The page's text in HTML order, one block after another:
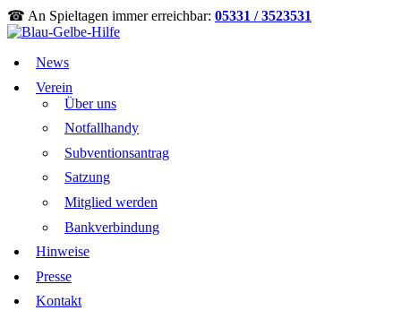
☎ An Spieltagen immer erreichbar: 05331 / 3523531
News
Verein
Über uns
Notfallhandy
Subventionsantrag
Satzung
Mitglied werden
Bankverbindung
Hinweise
Presse
Kontakt